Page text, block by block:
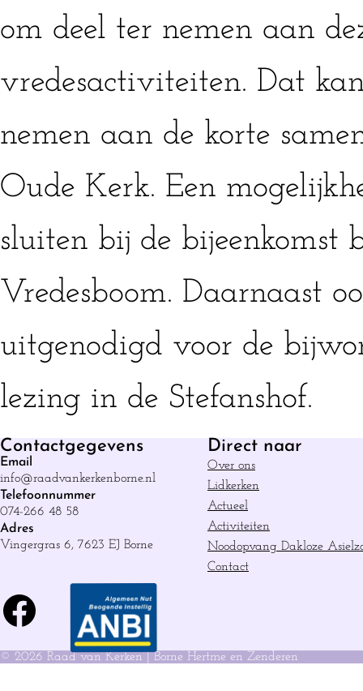
om deel ter nemen aan
vredesactiviteiten. Dat
nemen aan de korte
Oude Kerk. Een
sluiten bij de bijeenkomst
Vredesboom. Daarnaast
uitgenodigd voor de
lezing in de Stefanshof.
Contactgegevens
Email
info@raadvankerkenborne.nl
Telefoonnummer
074-266 48 58
Adres
Vingergras 6, 7623 EJ Borne
Facebook
Direct naar
Over ons
Lidkerken
Actueel
Activiteiten
Noodopvang Dakloze
Contact
© 2026 Raad van Kerken | Borne Hertme en Zenderen